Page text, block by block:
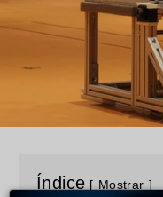
Índice Mostrar